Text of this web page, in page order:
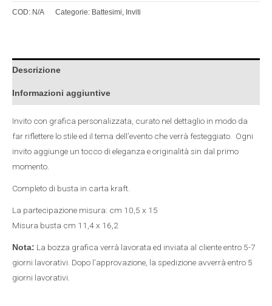
COD: N/A Categorie: Battesimi, Inviti
Descrizione
Informazioni aggiuntive
Invito con grafica personalizzata, curato nel dettaglio in modo da
far riflettere lo stile ed il tema dell’evento che verrà festeggiato. Ogni
invito aggiunge un tocco di eleganza e originalità sin dal primo
momento.
Completo di busta in carta kraft.
La partecipazione misura: cm 10,5 x 15
Misura busta cm 11,4 x 16,2
Nota: La bozza grafica verrà lavorata ed inviata al cliente entro 5-7
giorni lavorativi. Dopo l'approvazione, la spedizione avverrà entro 5
giorni lavorativi.